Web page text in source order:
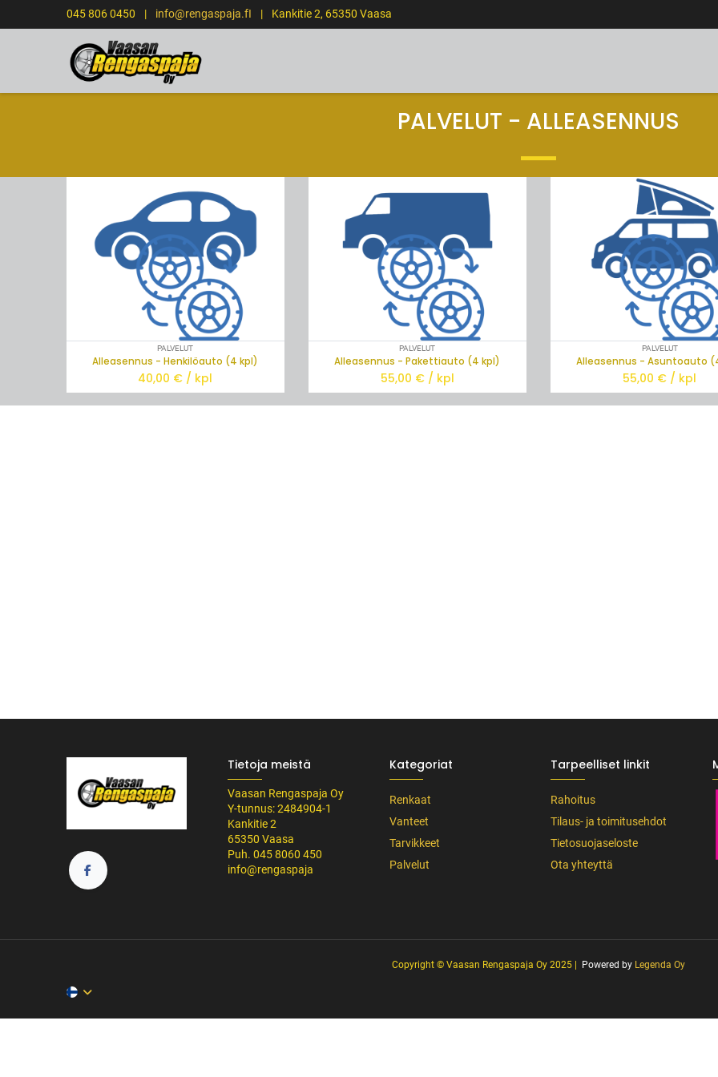
045 806 0450 | info@rengaspaja.fI | Kankitie 2, 65350 Vaasa
PALVELUT - ALLEASENNUS
PALVELUT
Alleasennus - Henkilöauto (4 kpl)
40,00 € / kpl
PALVELUT
Alleasennus - Pakettiauto (4 kpl)
55,00 € / kpl
PALVELUT
Alleasennus - Asuntoauto
55,00 € / kpl
Tietoja meistä
Vaasan Rengaspaja Oy
Y-tunnus: 2484904-1
Kankitie 2
65350 Vaasa
Puh. 045 8060 450
info@rengaspaja
Kategoriat
Renkaat
Vanteet
Tarvikkeet
Palvelut
Tarpeelliset linkit
Rahoitus
Tilaus- ja toimitusehdot
Tietosuojaseloste
Ota yhteyttä
Copyright © Vaasan Rengaspaja Oy 2025 | Powered by Legenda Oy